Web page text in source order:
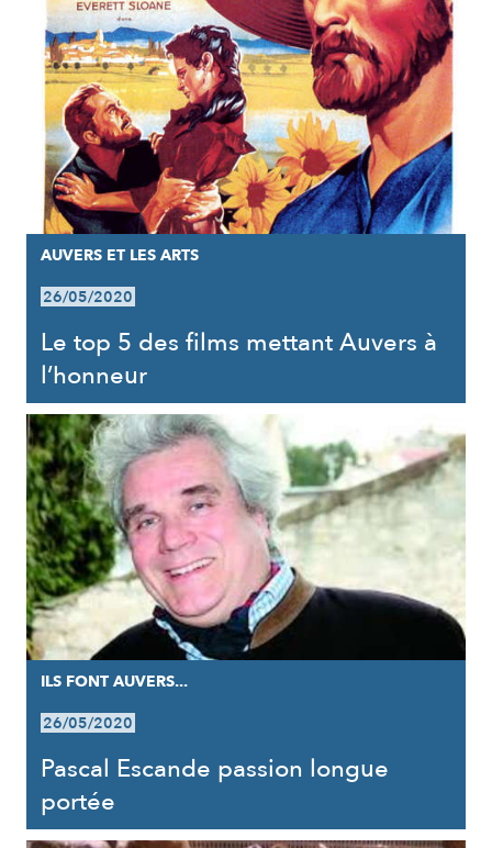
AUVERS ET LES ARTS
26/05/2020
Le top 5 des films mettant Auvers à
l’honneur
ILS FONT AUVERS...
26/05/2020
Pascal Escande passion longue
portée